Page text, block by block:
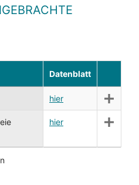
Datenblatt
hier
hier